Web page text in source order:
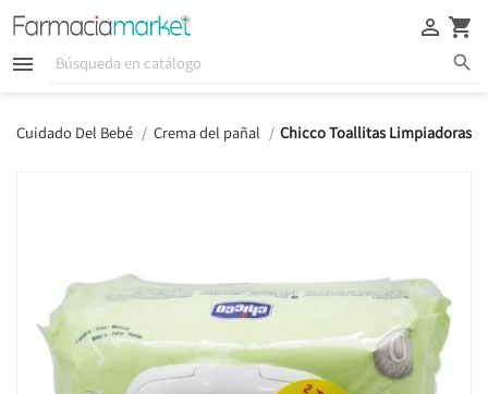
  
 
Cuidado Del Bebé Crema del pañal Chicco Toallitas Limpiadoras